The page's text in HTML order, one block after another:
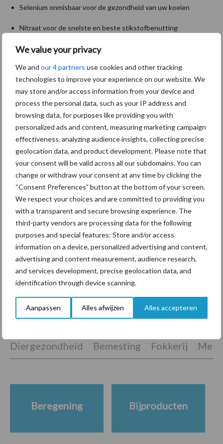
We value your privacy
We and our 4 partners use cookies and other tracking
technologies to improve your experience on our website. We
may store and/or access information from your device and
process the personal data, such as your IP address and
browsing data, for purposes like providing you with
personalized ads and content, measuring marketing campaign
effectiveness, analyzing audience insights, collecting precise
geolocation data, and product development. Please note that
your consent will be valid across all our subdomains. You can
change or withdraw your consent at any time by clicking the
“Consent Preferences” button at the bottom of your screen.
We respect your choices and are committed to providing you
with a transparent and secure browsing experience. The
third-party vendors are processing data for the following
purposes and special features: Store and/or access
information on a device, personalized advertising and content,
advertising and content measurement, audience research,
and services development, precise geolocation data, and
identification through device scanning.
Aanpassen Alles afwijzen Alles accepteren
Selenium onmisbaar voor de gezondheid van uw koeien
Nitraat voor de snelste en beste stikstofbenutting
Kwaliteitskorrel voor een evenwichtig strooibeeld
Aanbevolen voor jou!
Van onze partner Yara
Opbrengst mais wordt veel
eerder bepaald dan tot nu
toe gedacht
In 4 eenvoudige stappen de
grasgroei volgen op je
telefoon
Van onze partner Yara
Hoge prijzen en droogte:
hoe kan zwavel helpen bij
de bemesting?
Themapagina's
Diergezondheid Bemesting Fokkerij
Beregening Bijproducten